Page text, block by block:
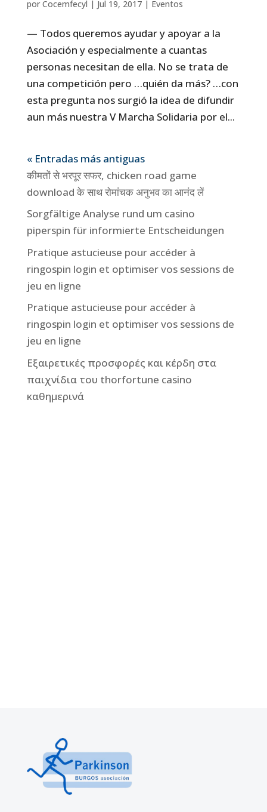
por Cocemfecyl | Jul 19, 2017| Eventos
— Todos queremos ayudar y apoyar a la
Asociación y especialmente a cuantas
personas necesitan de ella. No se trata de
una competición pero …quién da más? …con
esta pregunta nos surgió la idea de difundir
aun más nuestra V Marcha Solidaria por el...
« Entradas más antiguas
कीमतों से भरपूर सफर, chicken road game
download के साथ रोमांचक अनुभव का आनंद लें
Sorgfältige Analyse rund um casino
piperspin für informierte Entscheidungen
Pratique astucieuse pour accéder à
ringospin login et optimiser vos sessions de
jeu en ligne
Pratique astucieuse pour accéder à
ringospin login et optimiser vos sessions de
jeu en ligne
Εξαιρετικές προσφορές και κέρδη στα
παιχνίδια του thorfortune casino
καθημερινά